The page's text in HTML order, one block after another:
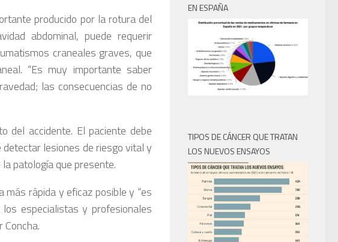
producido por la rotura del
abdominal, puede requerir
craneales graves, que
“Es muy importante saber
las consecuencias de no
del accidente. El paciente debe
lesiones de riesgo vital y
patología que presente.
rápida y eficaz posible y “es
especialistas y profesionales
EN ESPAÑA
TIPOS DE CÁNCER QUE TRATAN
LOS NUEVOS ENSAYOS